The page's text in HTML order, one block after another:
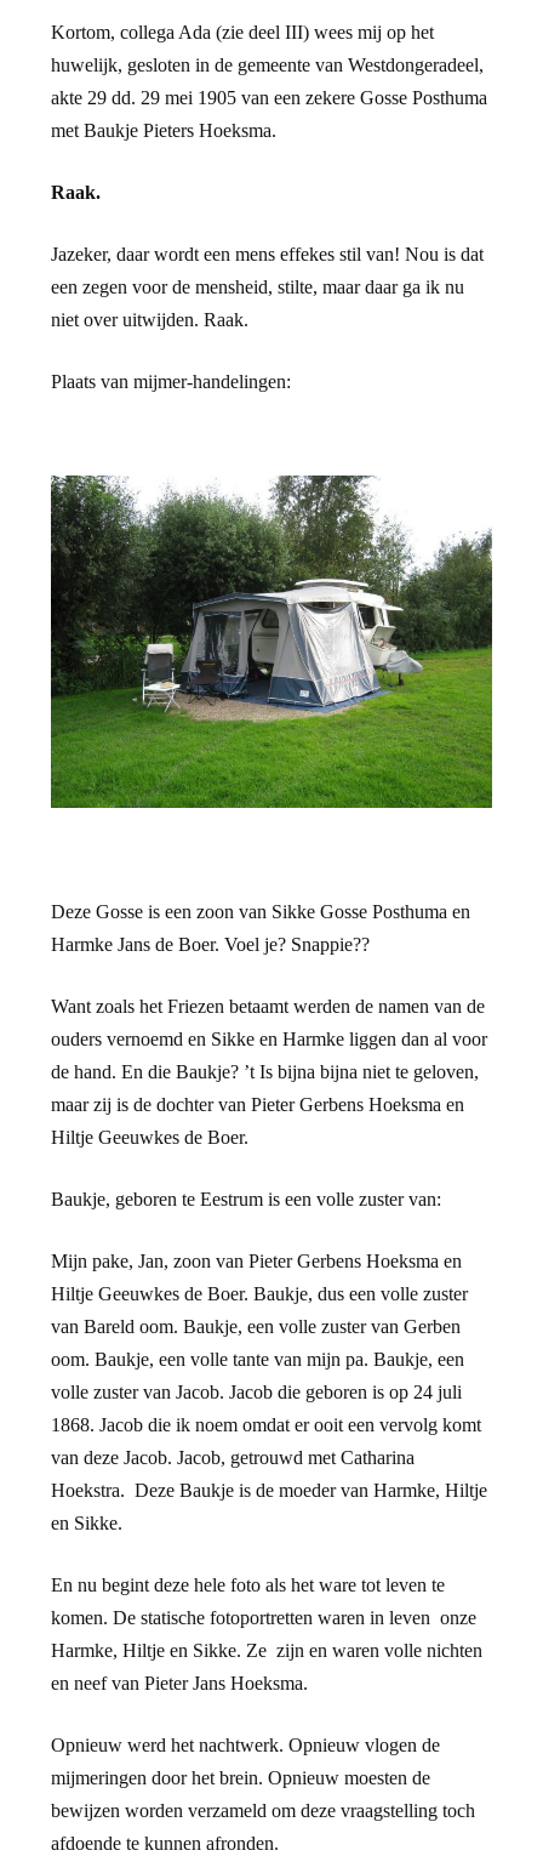
Kortom, collega Ada (zie deel III) wees mij op het
huwelijk, gesloten in de gemeente van Westdongeradeel,
akte 29 dd. 29 mei 1905 van een zekere Gosse Posthuma
met Baukje Pieters Hoeksma.
Raak.
Jazeker, daar wordt een mens effekes stil van! Nou is dat
een zegen voor de mensheid, stilte, maar daar ga ik nu
niet over uitwijden. Raak.
Plaats van mijmer-handelingen:
Deze Gosse is een zoon van Sikke Gosse Posthuma en
Harmke Jans de Boer. Voel je? Snappie??
Want zoals het Friezen betaamt werden de namen van de
ouders vernoemd en Sikke en Harmke liggen dan al voor
de hand. En die Baukje? ’t Is bijna bijna niet te geloven,
maar zij is de dochter van Pieter Gerbens Hoeksma en
Hiltje Geeuwkes de Boer.
Baukje, geboren te Eestrum is een volle zuster van:
Mijn pake, Jan, zoon van Pieter Gerbens Hoeksma en
Hiltje Geeuwkes de Boer. Baukje, dus een volle zuster
van Bareld oom. Baukje, een volle zuster van Gerben
oom. Baukje, een volle tante van mijn pa. Baukje, een
volle zuster van Jacob. Jacob die geboren is op 24 juli
1868. Jacob die ik noem omdat er ooit een vervolg komt
van deze Jacob. Jacob, getrouwd met Catharina
Hoekstra. Deze Baukje is de moeder van Harmke, Hiltje
en Sikke.
En nu begint deze hele foto als het ware tot leven te
komen. De statische fotoportretten waren in leven onze
Harmke, Hiltje en Sikke. Ze zijn en waren volle nichten
en neef van Pieter Jans Hoeksma.
Opnieuw werd het nachtwerk. Opnieuw vlogen de
mijmeringen door het brein. Opnieuw moesten de
bewijzen worden verzameld om deze vraagstelling toch
afdoende te kunnen afronden.